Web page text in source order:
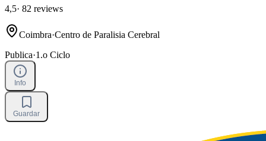
4,5· 82 reviews
Coimbra·Centro de Paralisia Cerebral
Publica·1.o Ciclo
Info
Guardar